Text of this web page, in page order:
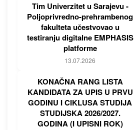
Tim Univerzitet u Sarajevu -
Poljoprivredno-prehrambenog
fakulteta učestvovao u
testiranju digitalne EMPHASIS
platforme
13.07.2026
KONAČNA RANG LISTA
KANDIDATA ZA UPIS U PRVU
GODINU I CIKLUSA STUDIJA
STUDIJSKA 2026/2027.
GODINA (I UPISNI ROK)